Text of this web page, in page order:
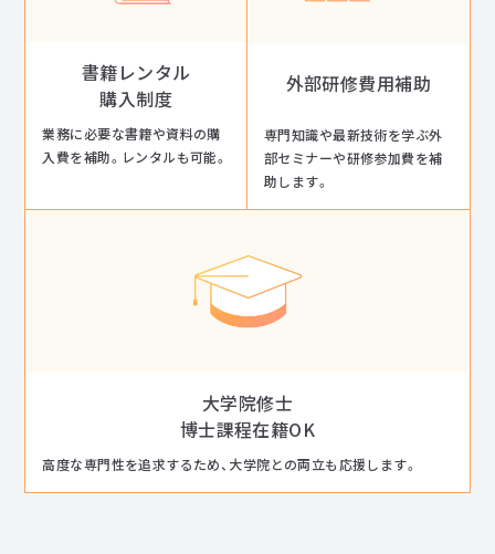
書籍レンタル
購入制度
業務に必要な書籍や資料の購
入費を補助。レンタルも可能。
外部研修費用補助
専門知識や最新技術を学ぶ外
部セミナーや研修参加費を補
助します。
大学院修士
博士課程在籍OK
高度な専門性を追求するため、大学院との両立も応援します。